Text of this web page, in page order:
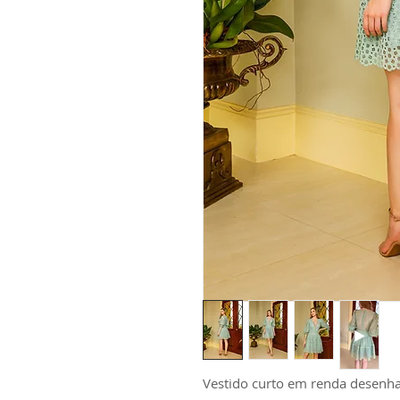
Vestido curto em renda